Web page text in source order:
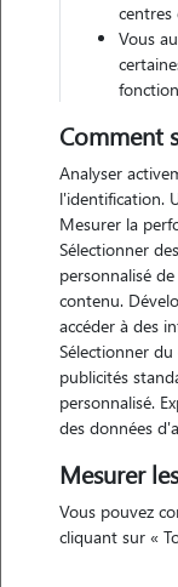
Motivation
je souhaite avoir
étudiant durant
Étant folle ses
beaucoup,
Expérience
j'ai eu jusqu'à 6
(boxer et malinois),
Vous
Comment
Analyser
l'identification.
Mesurer la
Sélectionner
personnalisé
contenu.
accéder à des
Sélectionner
publicités
personnalisé.
des données
Mesurer
Vous pouvez
cliquant sur «